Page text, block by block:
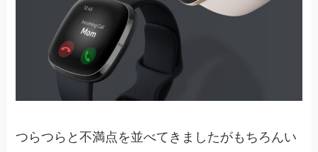
つらつらと不満点を並べてきましたがもちろんい